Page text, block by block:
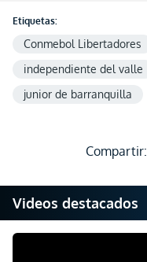
Etiquetas:
Conmebol Libertadores
independiente del valle
junior de barranquilla
Compartir:
Videos destacados